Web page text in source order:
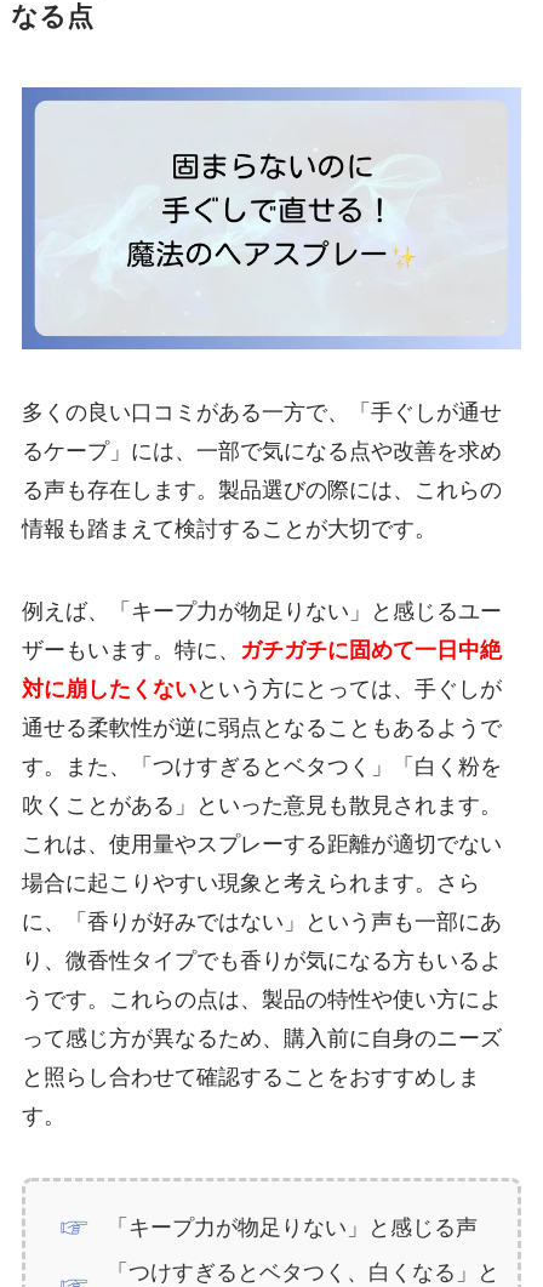
なる点
多くの良い口コミがある一方で、「手ぐしが通せ
るケープ」には、一部で気になる点や改善を求め
る声も存在します。製品選びの際には、これらの
情報も踏まえて検討することが大切です。
例えば、「キープ力が物足りない」と感じるユー
ザーもいます。特に、
ガチガチに固めて一日中絶
対に崩したくないという方にとっては、手ぐしが
通せる柔軟性が逆に弱点となることもあるようで
す。また、「つけすぎるとベタつく」「白く粉を
吹くことがある」といった意見も散見されます。
これは、使用量やスプレーする距離が適切でない
場合に起こりやすい現象と考えられます。さら
に、「香りが好みではない」という声も一部にあ
り、微香性タイプでも香りが気になる方もいるよ
うです。これらの点は、製品の特性や使い方によ
って感じ方が異なるため、購入前に自身のニーズ
と照らし合わせて確認することをおすすめしま
す。
「キープ力が物足りない」と感じる声
「つけすぎるとベタつく、白くなる」と